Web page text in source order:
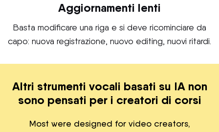
Aggiornamenti lenti
Basta modificare una riga e si deve ricominciare da
capo: nuova registrazione, nuovo editing, nuovi ritardi.
Altri strumenti vocali basati su IA non
sono pensati per i creatori di corsi
Most were designed for video creators,